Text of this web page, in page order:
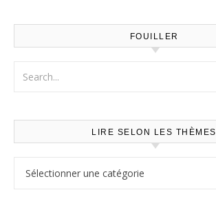
FOUILLER
LIRE SELON LES THÈMES